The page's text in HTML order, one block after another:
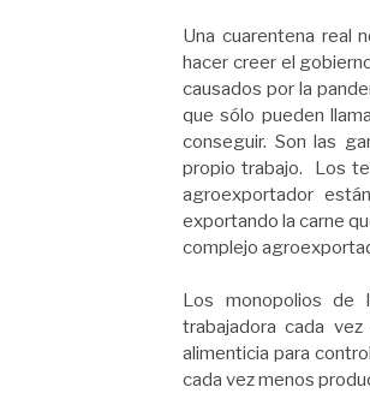
Una cuarentena real
hacer creer el
causados por la
que sólo pueden
conseguir. Son las
propio trabajo. Los
agroexportador
exportando la carne
complejo
Los monopolios de
trabajadora cada
alimenticia para
cada vez menos